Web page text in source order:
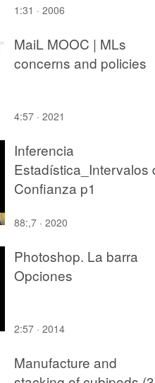
1:31 · 2006
MaiL MOOC | MLs
concerns and policies
4:57 · 2021
Inferencia
Estadística_Intervalos
Confianza p1
88:,7 · 2020
Photoshop. La barra
Opciones
2:57 · 2014
Manufacture and